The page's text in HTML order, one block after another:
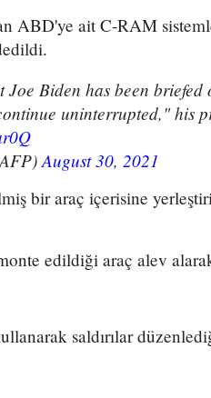
ABD'ye ait C-RAM
Joe Biden has been
uninterrupted," his
August 30, 2021
bir araç içerisine
monte edildiği araç alev
saldırılar